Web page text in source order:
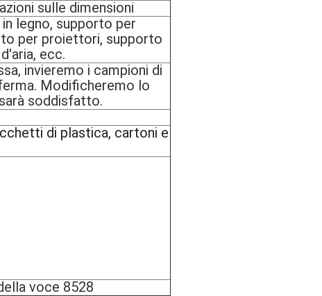
sulle dimensioni
legno, supporto per
per proiettori, supporto
ecc.
invieremo i campioni di
Modificheremo lo
soddisfatto.
di plastica, cartoni e
voce 8528